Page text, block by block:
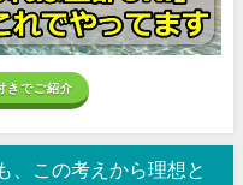
きでご紹介
、この考えから理想と